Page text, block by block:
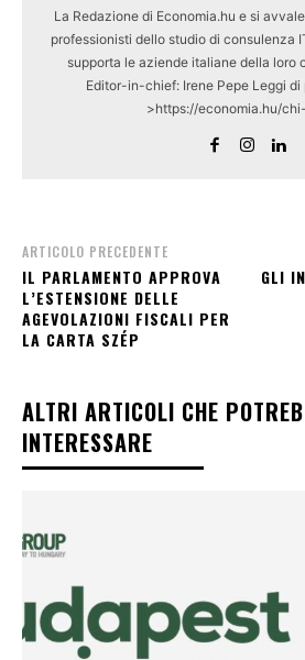
La Redazione di Economia.hu e si
professionisti dello studio di consulenza
supporta le aziende italiane della loro
Editor-in-chief: Irene Pepe Leggi di
>https://economia.hu/
ARTICOLO PRECEDENTE
IL PARLAMENTO APPROVA
L’ESTENSIONE DELLE
AGEVOLAZIONI FISCALI PER
LA CARTA SZÉP
GLI
ALTRI ARTICOLI CHE
INTERESSARE